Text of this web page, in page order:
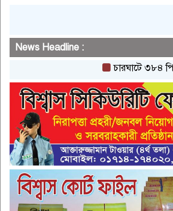
News Headline :
চারঘাটে ৩৮৪ পিস